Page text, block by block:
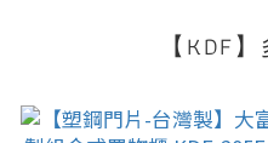
【KDF